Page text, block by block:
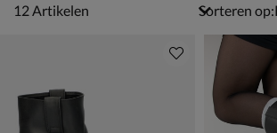
12 artikelen
12Artikelen Sorteren op: